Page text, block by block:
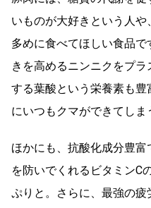
いものが大好きという人
多めに食べてほしい食品
きを高めるニンニクをプ
する葉酸という栄養素も
にいつもクマができてしま
ほかにも、抗酸化成分豊
を防いでくれるビタミンC
ぷりと。さらに、最強の